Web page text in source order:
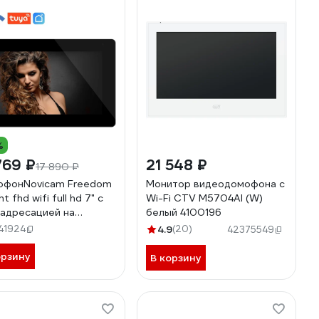
в комплекте. 10-
₽17 890 ₽
Freedom
fhd wifi full hd 7" c
на
v. 4478
21 548 ₽
Монитор видеодомофона с
Wi-Fi CTV M5704AI (W)
белый 4100196
4.9(20) 42375549
В корзину